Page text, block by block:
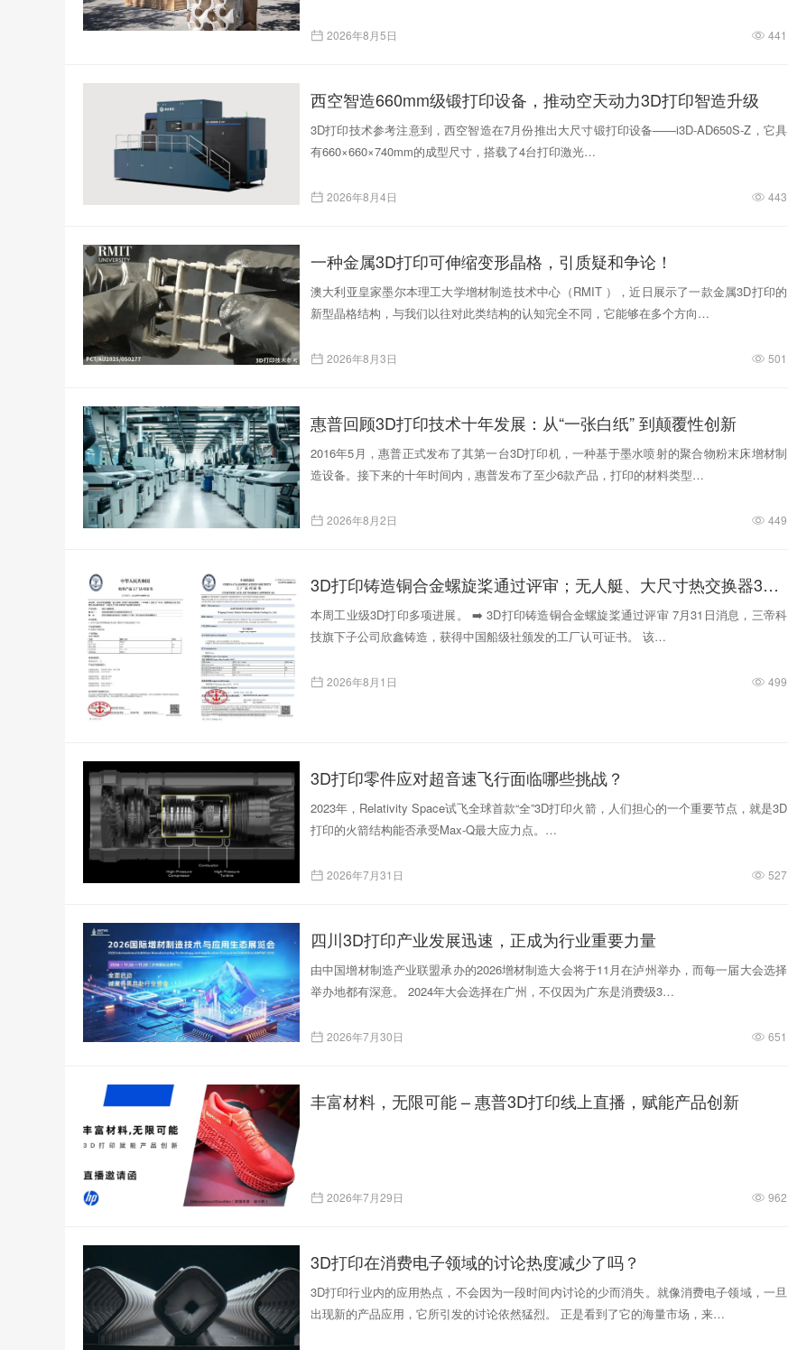
2026年8月5日 441
西空智造660mm级锻打印设备，推动空天动力3D打印智造升级
3D打印技术参考注意到，西空智造在7月份推出大尺寸锻打印设备——i3D-AD650S-Z，它具
有660×660×740mm的成型尺寸，搭载了4台打印激光…
2026年8月4日 443
一种金属3D打印可伸缩变形晶格，引质疑和争论！
澳大利亚皇家墨尔本理工大学增材制造技术中心（RMIT ），近日展示了一款金属3D打印的
新型晶格结构，与我们以往对此类结构的认知完全不同，它能够在多个方向…
2026年8月3日 501
惠普回顾3D打印技术十年发展：从“一张白纸” 到颠覆性创新
2016年5月，惠普正式发布了其第一台3D打印机，一种基于墨水喷射的聚合物粉末床增材制
造设备。接下来的十年时间内，惠普发布了至少6款产品，打印的材料类型…
2026年8月2日 449
3D打印铸造铜合金螺旋桨通过评审；无人艇、大尺寸热交换器3D打印；人民网报道两家3D打印企业
本周工业级3D打印多项进展。 ➡️ 3D打印铸造铜合金螺旋桨通过评审 7月31日消息，三帝科
技旗下子公司欣鑫铸造，获得中国船级社颁发的工厂认可证书。 该…
2026年8月1日 499
3D打印零件应对超音速飞行面临哪些挑战？
2023年，Relativity Space试飞全球首款“全”3D打印火箭，人们担心的一个重要节点，就是3D
打印的火箭结构能否承受Max-Q最大应力点。…
2026年7月31日 527
四川3D打印产业发展迅速，正成为行业重要力量
由中国增材制造产业联盟承办的2026增材制造大会将于11月在泸州举办，而每一届大会选择
举办地都有深意。 2024年大会选择在广州，不仅因为广东是消费级3…
2026年7月30日 651
丰富材料，无限可能 – 惠普3D打印线上直播，赋能产品创新
2026年7月29日 962
3D打印在消费电子领域的讨论热度减少了吗？
3D打印行业内的应用热点，不会因为一段时间内讨论的少而消失。就像消费电子领域，一旦
出现新的产品应用，它所引发的讨论依然猛烈。 正是看到了它的海量市场，来…